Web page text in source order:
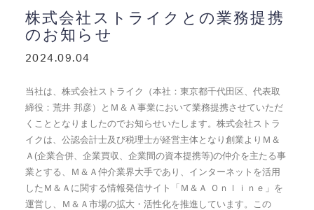
株式会社ストライクとの業務提携
のお知らせ
2024.09.04
当社は、株式会社ストライク（本社：東京都千代田区、代表取
締役：荒井 邦彦）とＭ＆Ａ事業において業務提携させていただ
くこととなりましたのでお知らせいたします。株式会社ストラ
イクは、公認会計士及び税理士が経営主体となり創業よりＭ＆
Ａ(企業合併、企業買収、企業間の資本提携等)の仲介を主たる事
業とする、Ｍ＆Ａ仲介業界大手であり、インターネットを活用
したＭ＆Ａに関する情報発信サイト「Ｍ＆Ａ Ｏｎｌｉｎｅ」を
運営し、Ｍ＆Ａ市場の拡大・活性化を推進しています。この